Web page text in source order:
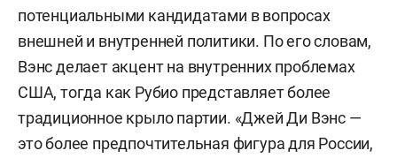
потенциальными кандидатами в вопросах
внешней и внутренней политики. По его словам,
Вэнс делает акцент на внутренних проблемах
США, тогда как Рубио представляет более
традиционное крыло партии. «Джей Ди Вэнс —
это более предпочтительная фигура для России,